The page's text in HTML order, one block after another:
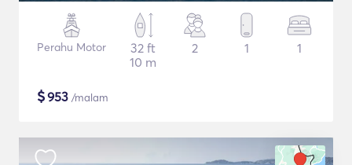
Perahu Motor
32 ft
10 m
2 1 1
$953 /malam